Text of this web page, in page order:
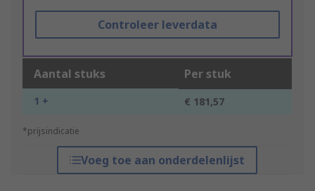
Controleer leverdata
Aantal stuks Per stuk
1 + € 181,57
*prijsindicatie
Voeg toe aan onderdelenlijst